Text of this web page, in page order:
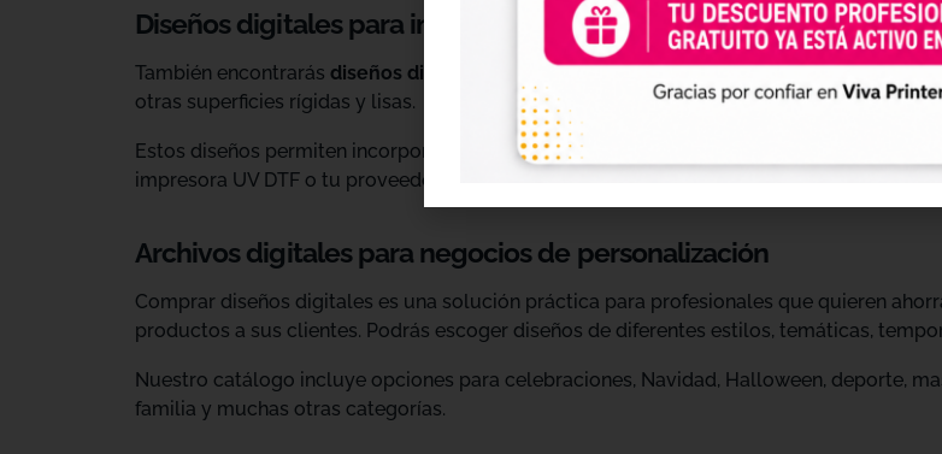
Diseños digitales para impresión UV DTF
También encontrarás diseños digitales para UV DTF, perfectos para personalizar vasos,
otras superficies rígidas y lisas.
Estos diseños permiten incorporar nuevas opciones a tu catálogo de personalización
impresora UV DTF o tu proveedor habitual de impresión.
Archivos digitales para negocios de personalización
Comprar diseños digitales es una solución práctica para profesionales que quieren
productos a sus clientes. Podrás escoger diseños de diferentes estilos, temáticas,
Nuestro catálogo incluye opciones para celebraciones, Navidad, Halloween, deporte,
familia y muchas otras categorías.